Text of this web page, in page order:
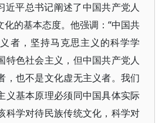
近平总书记阐述了中国共产党人
的基本态度。他强调：“中国共
者，坚持马克思主义的科学学
特色社会主义，但中国共产党人
，也不是文化虚无主义者。我们
义基本原理必须同中国具体实际
科学对待民族传统文化，科学对